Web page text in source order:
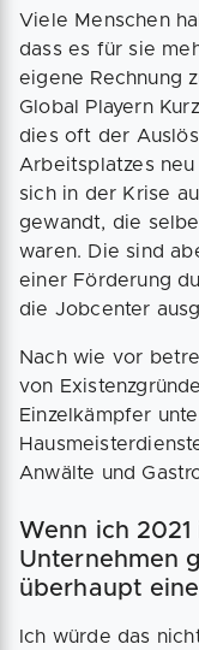
Viele Menschen
dass es für sie
eigene Rechnung
Global Playern
dies oft der
Arbeitsplatzes
sich in der Krise
gewandt, die
waren. Die sind
einer Förderung
die Jobcenter
Nach wie vor
von
Einzelkämpfer
Anwälte und
Wenn ich
Unternehmen
überhaupt
Ich würde das